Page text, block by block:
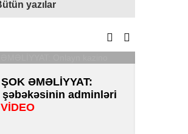
17:04
görə tutulan
sonra müəmma
yazılar
ƏMƏLİYYAT:
adminləri